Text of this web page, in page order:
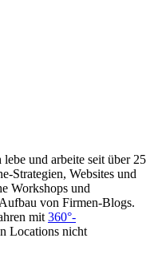
und arbeite seit über 25
Strategien, Websites und
Workshops und
von Firmen-Blogs.
mit360°-
Locations nicht